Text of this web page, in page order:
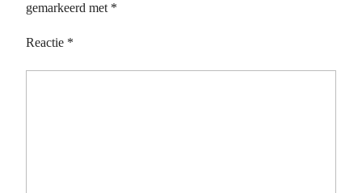
gemarkeerd met *
Reactie *